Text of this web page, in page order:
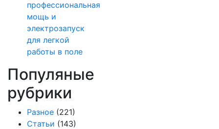
профессиональная
мощь и
электрозапуск
для легкой
работы в поле
Популяные
рубрики
Разное (221)
Статьи (143)